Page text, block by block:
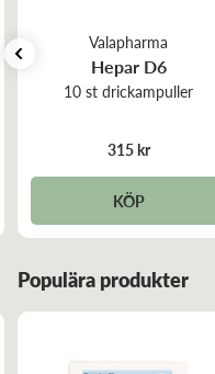
Valapharma
Hepar D6
10 st drickampuller
315 kr
KÖP
Populära produkter